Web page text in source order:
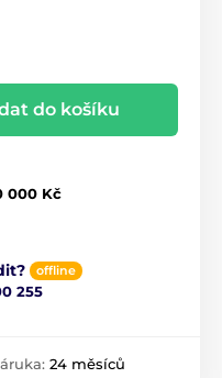
do košíku
000 Kč
offline
255
24 měsíců